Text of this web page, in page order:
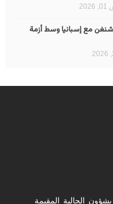
شنغن مع إسبانيا وسط أزمة
الجالية المقيمة